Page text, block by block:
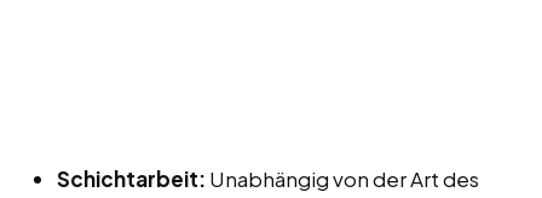
Schichtarbeit: Unabhängig von der Art des